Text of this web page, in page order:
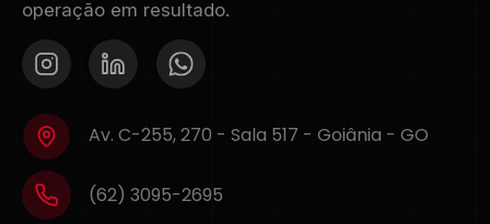
operação em resultado.
Av. C-255, 270 - Sala 517 - Goiânia - GO
(62) 3095-2695